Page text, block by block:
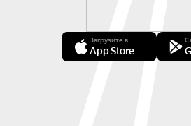
Загрузите в
App Store